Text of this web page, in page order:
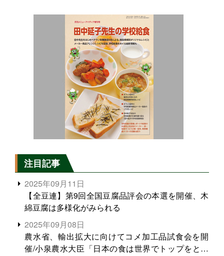
注目記事
2025年09月11日
【全豆連】第9回全国豆腐品評会の本選を開催、木
綿豆腐は多様化がみられる
2025年09月08日
農水省、輸出拡大に向けてコメ加工品試食会を開
催/小泉農水大臣「日本の食は世界でトップをとれ